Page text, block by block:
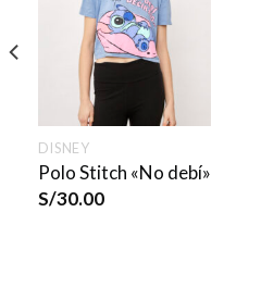
DISNEY
Polo Stitch «No debí»
S/30.00